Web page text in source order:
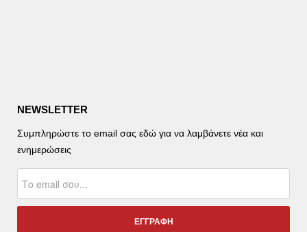
NEWSLETTER
Συμπληρώστε το email σας εδώ για να λαμβάνετε νέα και
ενημερώσεις